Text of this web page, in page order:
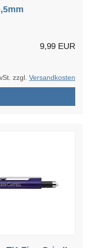
9,99 EUR
zzgl. Versandkosten